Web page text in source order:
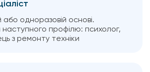
або одноразовій основі.
наступного профілю: психолог,
з ремонту техніки